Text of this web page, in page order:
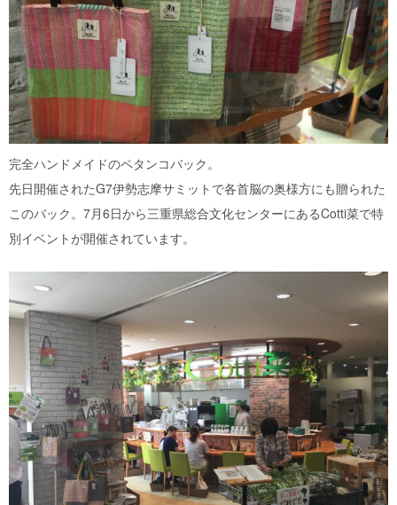
完全ハンドメイドのペタンコバック。
先日開催されたG7伊勢志摩サミットで各首脳の奥様方にも贈られた
このバック。7月6日から三重県総合文化センターにあるCotti菜で特
別イベントが開催されています。